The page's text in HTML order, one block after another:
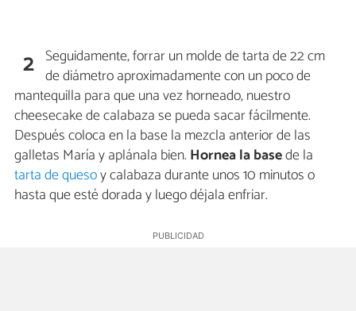
2 Seguidamente, forrar un molde de tarta de 22 cm
de diámetro aproximadamente con un poco de
mantequilla para que una vez horneado, nuestro
cheesecake de calabaza se pueda sacar fácilmente.
Después coloca en la base la mezcla anterior de las
galletas María y aplánala bien. Hornea la basede la
tarta de quesoy calabaza durante unos 10 minutos o
hasta que esté dorada y luego déjala enfriar.